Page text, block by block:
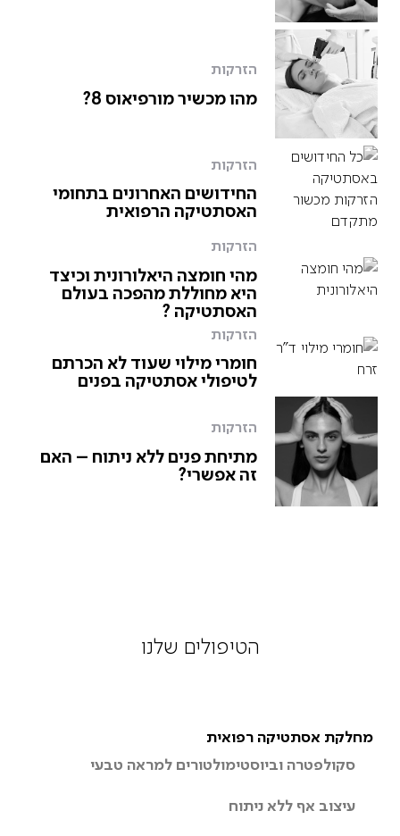
הזרקות
מהו מכשיר מורפיאוס 8?
הזרקות
החידושים האחרונים בתחומי
האסתטיקה הרפואית
הזרקות
מהי חומצה היאלורונית וכיצד
היא מחוללת מהפכה בעולם
האסתטיקה ?
הזרקות
חומרי מילוי שעוד לא הכרתם
לטיפולי אסתטיקה בפנים
הזרקות
מתיחת פנים ללא ניתוח – האם
זה אפשרי?
הטיפולים שלנו
מחלקת אסתטיקה רפואית
סקולפטרה וביוסטימולטורים למראה טבעי
עיצוב אף ללא ניתוח